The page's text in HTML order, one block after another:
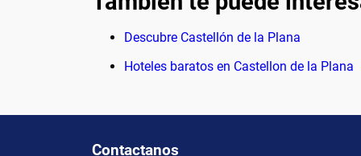
Descubre Castellón de la Plana
Hoteles baratos en Castellon de la Plana
Contactanos